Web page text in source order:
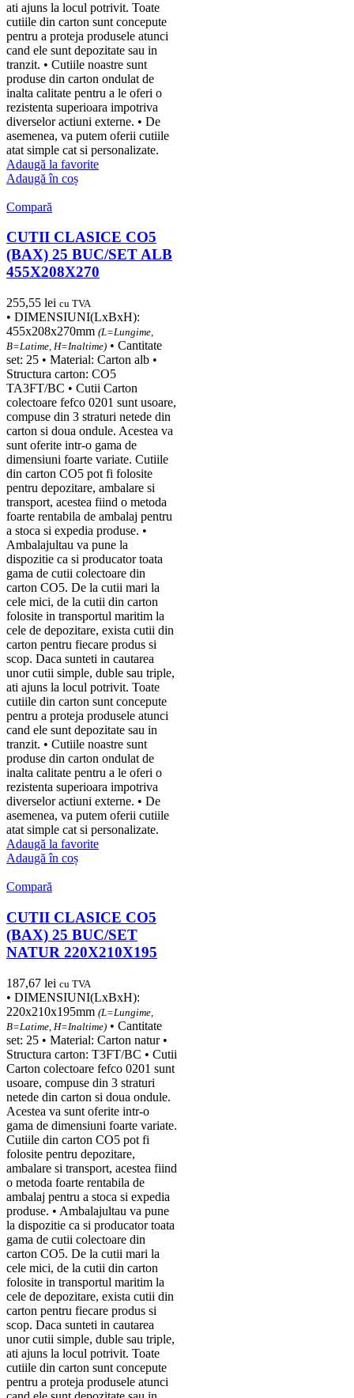
ati ajuns la locul potrivit. Toate
cutiile din carton sunt concepute
pentru a proteja produsele atunci
cand ele sunt depozitate sau in
tranzit. • Cutiile noastre sunt
produse din carton ondulat de
inalta calitate pentru a le oferi o
rezistenta superioara impotriva
diverselor actiuni externe. • De
asemenea, va putem oferii cutiile
atat simple cat si personalizate.
Adaugă la favorite
Adaugă în coș
Compară
CUTII CLASICE CO5
(BAX) 25 BUC/SET ALB
455X208X270
255,55 lei cu TVA
• DIMENSIUNI(LxBxH):
455x208x270mm (L=Lungime,
B=Latime, H=Inaltime) • Cantitate
set: 25 • Material: Carton alb •
Structura carton: CO5
TA3FT/BC • Cutii Carton
colectoare fefco 0201 sunt usoare,
compuse din 3 straturi netede din
carton si doua ondule. Acestea va
sunt oferite intr-o gama de
dimensiuni foarte variate. Cutiile
din carton CO5 pot fi folosite
pentru depozitare, ambalare si
transport, acestea fiind o metoda
foarte rentabila de ambalaj pentru
a stoca si expedia produse. •
Ambalajultau va pune la
dispozitie ca si producator toata
gama de cutii colectoare din
carton CO5. De la cutii mari la
cele mici, de la cutii din carton
folosite in transportul maritim la
cele de depozitare, exista cutii din
carton pentru fiecare produs si
scop. Daca sunteti in cautarea
unor cutii simple, duble sau triple,
ati ajuns la locul potrivit. Toate
cutiile din carton sunt concepute
pentru a proteja produsele atunci
cand ele sunt depozitate sau in
tranzit. • Cutiile noastre sunt
produse din carton ondulat de
inalta calitate pentru a le oferi o
rezistenta superioara impotriva
diverselor actiuni externe. • De
asemenea, va putem oferii cutiile
atat simple cat si personalizate.
Adaugă la favorite
Adaugă în coș
Compară
CUTII CLASICE CO5
(BAX) 25 BUC/SET
NATUR 220X210X195
187,67 lei cu TVA
• DIMENSIUNI(LxBxH):
220x210x195mm (L=Lungime,
B=Latime, H=Inaltime) • Cantitate
set: 25 • Material: Carton natur •
Structura carton: T3FT/BC • Cutii
Carton colectoare fefco 0201 sunt
usoare, compuse din 3 straturi
netede din carton si doua ondule.
Acestea va sunt oferite intr-o
gama de dimensiuni foarte variate.
Cutiile din carton CO5 pot fi
folosite pentru depozitare,
ambalare si transport, acestea fiind
o metoda foarte rentabila de
ambalaj pentru a stoca si expedia
produse. • Ambalajultau va pune
la dispozitie ca si producator toata
gama de cutii colectoare din
carton CO5. De la cutii mari la
cele mici, de la cutii din carton
folosite in transportul maritim la
cele de depozitare, exista cutii din
carton pentru fiecare produs si
scop. Daca sunteti in cautarea
unor cutii simple, duble sau triple,
ati ajuns la locul potrivit. Toate
cutiile din carton sunt concepute
pentru a proteja produsele atunci